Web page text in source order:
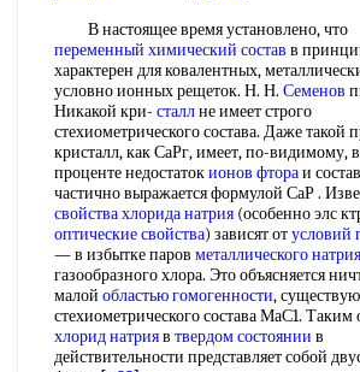
В настоящее время установлено, что
переменный химический состав в
характерен для ковалентных,
условно ионных рещеток. Н. Н. Семенов
Никакой кри- сталлне имеет строго
стехиометрического состава. Даже такой
кристалл, как СаРг, имеет, по-видимому,
проценте недостатокионов фтораи
частично выражается формулой СаР .
свойства хлорида натрия (особенно элс
оптические свойства) зависят отусловий
— в избытке паров металлического натрия
газообразного хлора. Это объясняется
малой областью гомогенности,
стехиометрического состава МаС1. Таким
хлорид натрияв твердом состоянии в
действительности представляет собой